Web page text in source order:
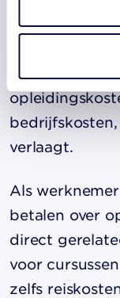
werknemer.
verlaagt.
Als
betalen over
direct
voor
zelfs